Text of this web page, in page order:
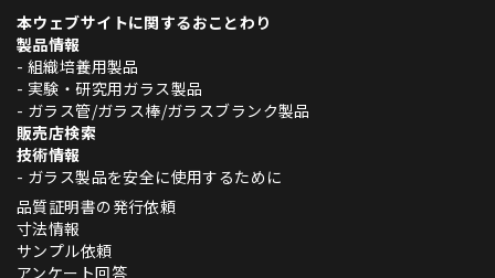
本ウェブサイトに関するおことわり
製品情報
- 組織培養用製品
- 実験・研究用ガラス製品
- ガラス管/ガラス棒/ガラスブランク製品
販売店検索
技術情報
- ガラス製品を安全に使用するために
品質証明書の発行依頼
寸法情報
サンプル依頼
アンケート回答